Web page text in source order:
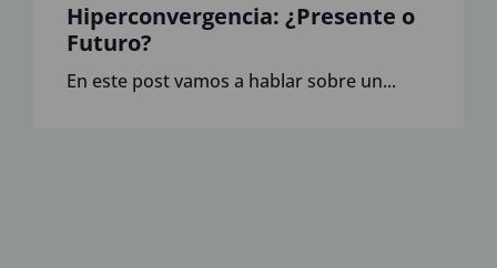
Hiperconvergencia: ¿Presente o
Futuro?
En este post vamos a hablar sobre un...